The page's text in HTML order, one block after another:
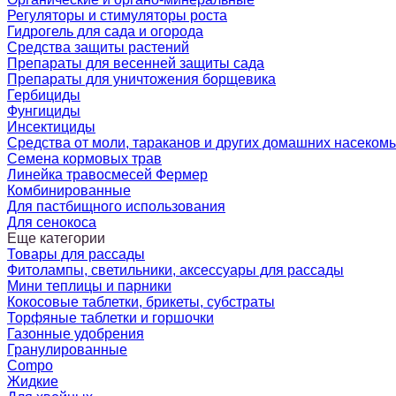
Регуляторы и стимуляторы роста
Гидрогель для сада и огорода
Средства защиты растений
Препараты для весенней защиты сада
Препараты для уничтожения борщевика
Гербициды
Фунгициды
Инсектициды
Средства от моли, тараканов и других домашних
Семена кормовых трав
Линейка травосмесей Фермер
Комбинированные
Для пастбищного использования
Для сенокоса
Еще категории
Товары для рассады
Фитолампы, светильники, аксессуары для рассады
Мини теплицы и парники
Кокосовые таблетки, брикеты, субстраты
Торфяные таблетки и горшочки
Газонные удобрения
Гранулированные
Compo
Жидкие